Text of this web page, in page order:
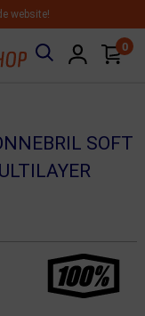
website!
0
SOFT